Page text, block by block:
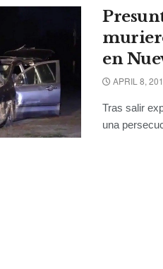
en
APRIL 8,
Tras salir
una